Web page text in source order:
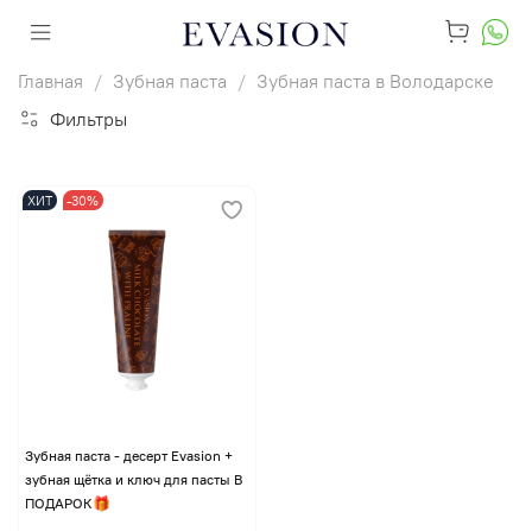
Главная Зубная паста
Зубная паста в Володарске
Фильтры
ХИТ -30%
Зубная паста - десерт Evasion +
зубная щётка и ключ для пасты В
ПОДАРОК🎁